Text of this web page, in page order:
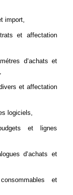
import,
et affectation
d‘achats et
et affectation
logiciels,
et lignes
d‘achats et
et